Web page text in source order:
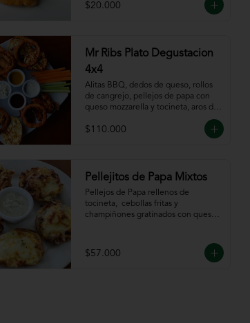
$20.000
Mr Ribs Plato Degustacion
4x4
Alitas BBQ, dedos de queso, rollos
de cangrejo, pellejos de papa con
queso mozzarella y tocineta, aros de
apio, acompañado de nuestras
$110.000
Pellejitos de Papa Mixtos
Pellejos de Papa rellenos de
tocineta,  cebollas fritas y
champiñones gratinados con queso
$57.000